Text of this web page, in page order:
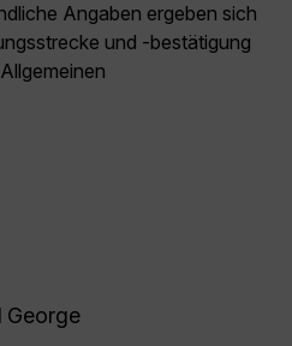
Angaben ergeben sich
und -bestätigung
George